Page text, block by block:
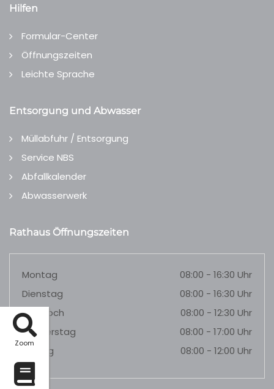
Zoom
Hilfen
Formular-Center
Öffnungszeiten
Leichte Sprache
Entsorgung und Abwasser
Müllabfuhr / Entsorgung
Service NBS
Abfallkalender
Abwasserwerk
Rathaus Öffnungszeiten
Montag
08:00 - 16:30 Uhr
Dienstag
08:00 - 16:30 Uhr
Mittwoch
08:00 - 12:30 Uhr
Donnerstag
08:00 - 17:00 Uhr
Freitag
08:00 - 12:00 Uhr